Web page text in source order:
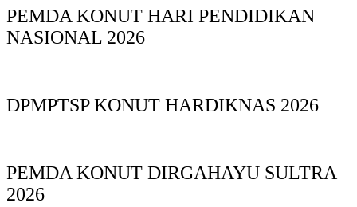
PEMDA KONUT HARI PENDIDIKAN
NASIONAL 2026
DPMPTSP KONUT HARDIKNAS 2026
PEMDA KONUT DIRGAHAYU SULTRA
2026